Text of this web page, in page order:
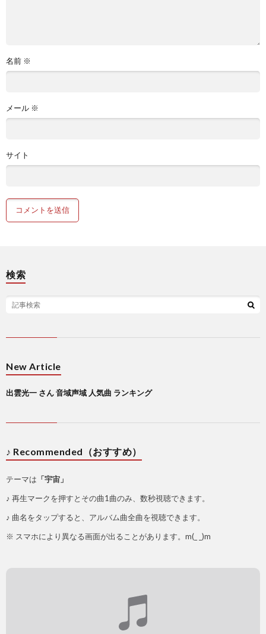
名前 ※
メール ※
サイト
検索
New Article
出雲光一 さん 音域声域 人気曲 ランキング
♪ Recommended（おすすめ）
テーマは 「宇宙」
♪ 再生マークを押すとその曲1曲のみ、数秒視聴できます。
♪ 曲名をタップすると、アルバム曲全曲を視聴できます。
※ スマホにより異なる画面が出ることがあります。m(_ _)m